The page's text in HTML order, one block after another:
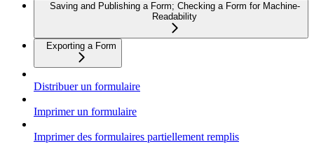
Saving and Publishing a Form; Checking a Form for Machine-
Readability
Exporting a Form
Distribuer un formulaire
Imprimer un formulaire
Imprimer des formulaires partiellement remplis